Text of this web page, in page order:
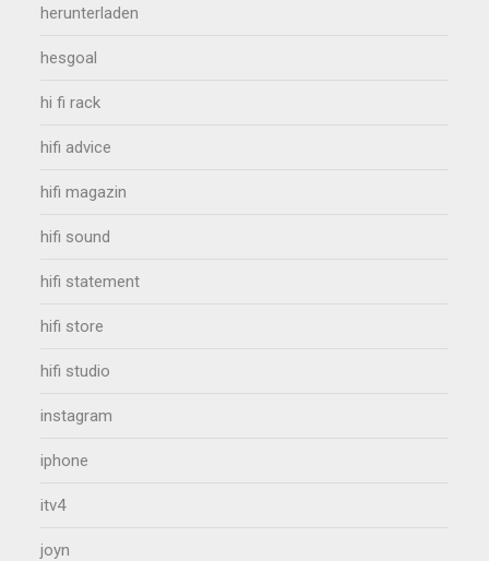
herunterladen
hesgoal
hi fi rack
hifi advice
hifi magazin
hifi sound
hifi statement
hifi store
hifi studio
instagram
iphone
itv4
joyn